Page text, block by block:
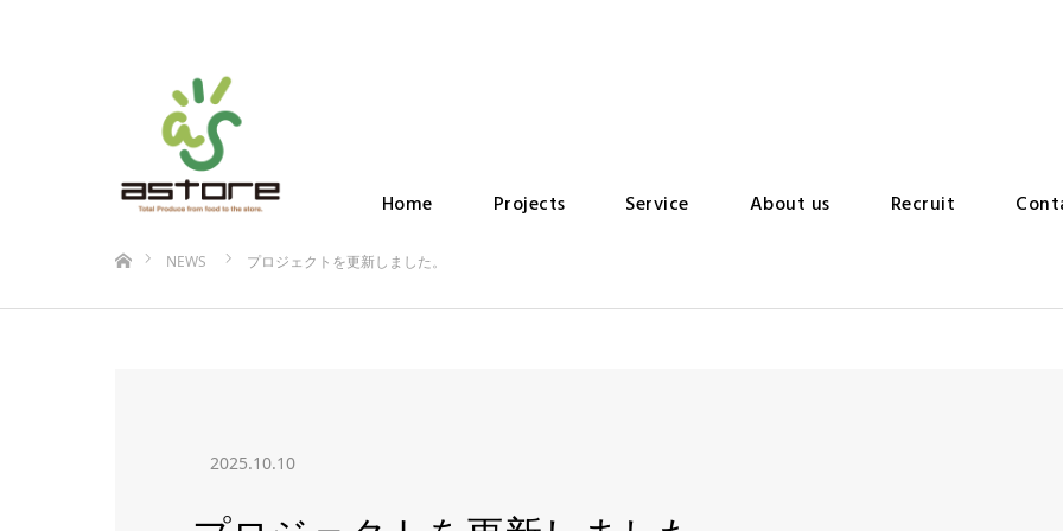
Home Projects Service About us Recruit
NEWS
プロジェクトを更新しました。
2025.10.10